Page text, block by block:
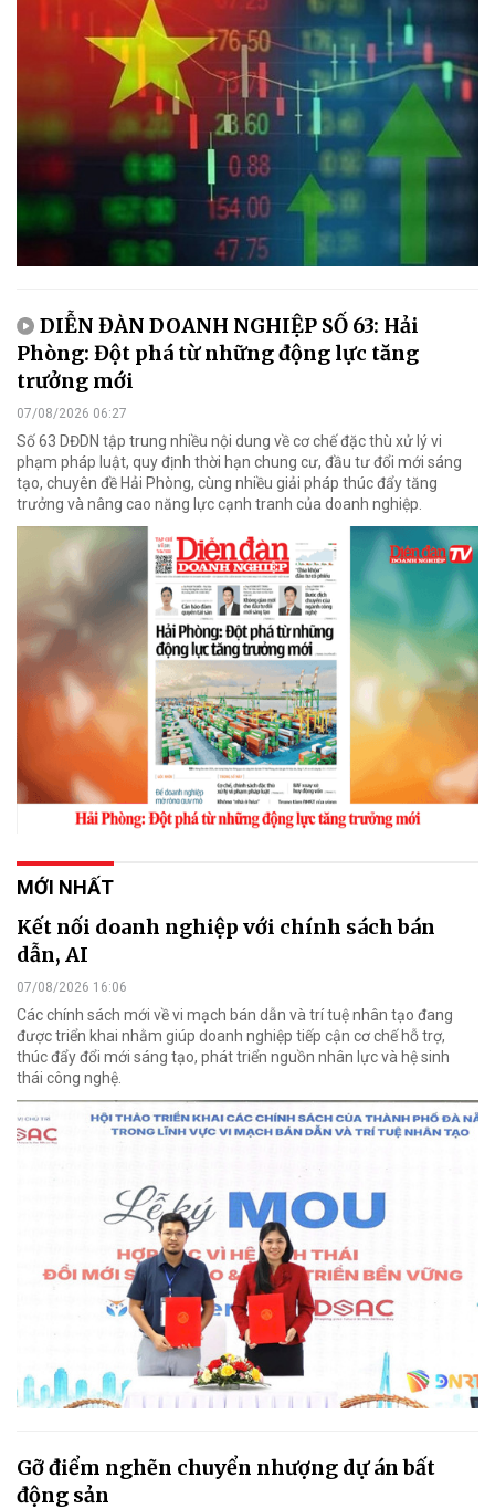
DIỄN ĐÀN DOANH NGHIỆP SỐ 63: Hải
Phòng: Đột phá từ những động lực tăng
trưởng mới
07/08/2026 06:27
Số 63 DĐDN tập trung nhiều nội dung về cơ chế đặc thù xử lý vi
phạm pháp luật, quy định thời hạn chung cư, đầu tư đổi mới sáng
tạo, chuyên đề Hải Phòng, cùng nhiều giải pháp thúc đẩy tăng
trưởng và nâng cao năng lực cạnh tranh của doanh nghiệp.
MỚI NHẤT
Kết nối doanh nghiệp với chính sách bán
dẫn, AI
07/08/2026 16:06
Các chính sách mới về vi mạch bán dẫn và trí tuệ nhân tạo đang
được triển khai nhằm giúp doanh nghiệp tiếp cận cơ chế hỗ trợ,
thúc đẩy đổi mới sáng tạo, phát triển nguồn nhân lực và hệ sinh
thái công nghệ.
Gỡ điểm nghẽn chuyển nhượng dự án bất
động sản